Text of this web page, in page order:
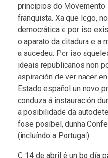
principios do Movemento
franquista. Xa que logo,
democrática e por iso
o aparato da ditadura e a
a sucedeu. Por iso
ideais republicanos non
aspiración de ver nacer
Estado español un novo
conduza á instauración
a posibilidade da
fose posíbel, dunha
(incluíndo a Portugal).
O 14 de abril é un bo día